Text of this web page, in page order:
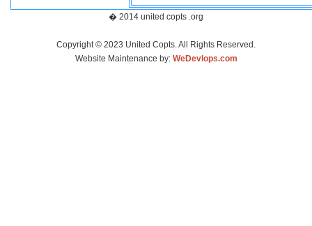
� 2014 united copts .org
Copyright © 2023 United Copts. All Rights Reserved.
Website Maintenance by: WeDevlops.com